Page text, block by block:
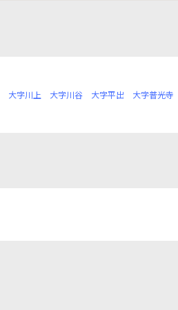
大字川上 大字川谷 大字平出 大字普光寺